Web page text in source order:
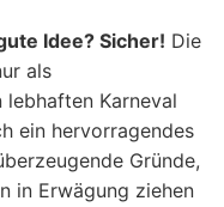
Idee? Sicher! Die
als
Karneval
ein hervorragendes
Gründe,
in Erwägung ziehen